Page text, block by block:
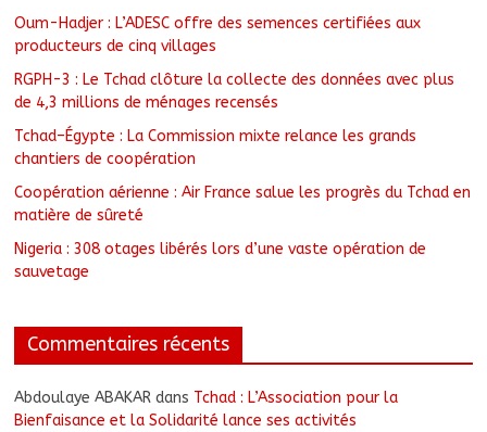
Oum-Hadjer : L’ADESC offre des semences certifiées aux
producteurs de cinq villages
RGPH-3 : Le Tchad clôture la collecte des données avec plus
de 4,3 millions de ménages recensés
Tchad–Égypte : La Commission mixte relance les grands
chantiers de coopération
Coopération aérienne : Air France salue les progrès du Tchad en
matière de sûreté
Nigeria : 308 otages libérés lors d’une vaste opération de
sauvetage
Commentaires récents
Abdoulaye ABAKAR dans Tchad : L’Association pour la
Bienfaisance et la Solidarité lance ses activités